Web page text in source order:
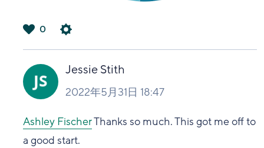
い
0
Jessie Stith
2022年5月31日 18:47
Ashley FischerThanks so much. This got me off to
a good start.